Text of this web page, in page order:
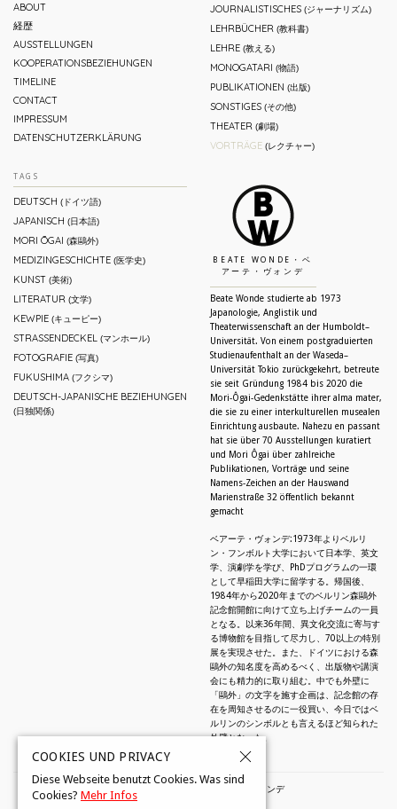
ABOUT
経歴
AUSSTELLUNGEN
KOOPERATIONSBEZIEHUNGEN
TIMELINE
CONTACT
IMPRESSUM
DATENSCHUTZERKLÄRUNG
JOURNALISTISCHES(ジャーナリズム)
LEHRBÜCHER(教科書)
LEHRE(教える)
MONOGATARI (物語)
PUBLIKATIONEN (出版)
SONSTIGES(その他)
THEATER(劇場)
VORTRÄGE(レクチャー)
TAGS
DEUTSCH (ドイツ語)
JAPANISCH (日本語)
MORI ŌGAI (森鷗外)
MEDIZINGESCHICHTE (医学史)
KUNST (美術)
LITERATUR (文学)
KEWPIE (キューピー)
STRASSENDECKEL (マンホール)
FOTOGRAFIE (写真)
FUKUSHIMA (フクシマ)
DEUTSCH-JAPANISCHE BEZIEHUNGEN
(日独関係)
BEATE WONDE・ベ
アーテ・ヴォンデ
Beate Wonde studierte ab 1973
Japanologie, Anglistik und
Theaterwissenschaft an der Humboldt–
Universität. Von einem postgraduierten
Studienaufenthalt an der Waseda–
Universität Tokio zurückgekehrt, betreute
sie seit Gründung 1984 bis 2020 die
Mori-Ôgai-Gedenkstätte ihrer alma mater,
die sie zu einer interkulturellen musealen
Einrichtung ausbaute. Nahezu en passant
hat sie über 70 Ausstellungen kuratiert
und Mori Ôgai über zahlreiche
Publikationen, Vorträge und seine
Namens-Zeichen an der Hauswand
Marienstraße 32 öffentlich bekannt
gemacht
ベアーテ・ヴォンデ:1973年よりベルリ
ン・フンボルト大学において日本学、英文
学、演劇学を学び、PhDプログラムの一環
として早稲田大学に留学する。帰国後、
1984年から2020年までのベルリン森鷗外
記念館開館に向けて立ち上げチームの一員
となる。以来36年間、異文化交流に寄与す
る博物館を目指して尽力し、70以上の特別
展を実現させた。また、ドイツにおける森
鷗外の知名度を高めるべく、出版物や講演
会にも精力的に取り組む。中でも外壁に
「鷗外」の文字を施す企画は、記念館の存
在を周知させるのに一役買い、今日ではベ
ルリンのシンボルとも言えるほど知られた
外壁となった。
© 2026 by Beate Wonde・ベアーテ・ヴォンデ
COOKIES UND PRIVACY
Diese Webseite benutzt Cookies. Was sind
Cookies? Mehr Infos